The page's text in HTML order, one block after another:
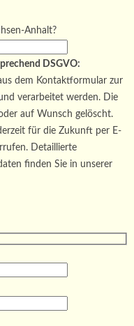
Anhalt?
DSGVO:
dem Kontaktformular zur
verarbeitet werden. Die
auf Wunsch gelöscht.
für die Zukunft per E-
Detaillierte
finden Sie in unserer